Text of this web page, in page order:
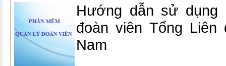
Hướng dẫn sử dụng
đoàn viên Tổng Liên
Nam